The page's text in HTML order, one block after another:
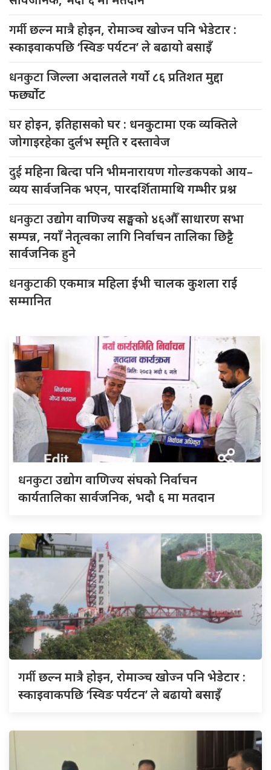
गर्मीछल्न मात्रै होइन, रोमाञ्च खोज्न पनि भेडेटार :
स्काइवाकपछि ‘स्विङ पर्यटन’ ले बढायो बसाइँ
धनकुटाजिल्ला अदालतले गर्यो ८६ प्रतिशत मुद्दा
फर्छ्योट
घरहोइन, इतिहासको घर : धनकुटामा एक व्यक्तिले
जोगाइरहेका दुर्लभ स्मृति र दस्तावेज
दुईमहिना बित्दा पनि भीमनारायण गोल्डकपको आय–
व्यय सार्वजनिक भएन, पारदर्शितामाथि गम्भीर प्रश्न
धनकुटाउद्योग वाणिज्य सङ्घको ४६औँ साधारण सभा
सम्पन्न, नयाँ नेतृत्वका लागि निर्वाचन तालिका छिट्टै
सार्वजनिक हुने
धनकुटाकीएकमात्र महिला ईभी चालक कुशला राई
सम्मानित
धनकुटाउद्योग वाणिज्य संघको निर्वाचन
कार्यतालिका सार्वजनिक, भदौ ६ मा मतदान
गर्मीछल्न मात्रै होइन, रोमाञ्च खोज्न पनि भेडेटार :
स्काइवाकपछि ‘स्विङ पर्यटन’ ले बढायो बसाइँ